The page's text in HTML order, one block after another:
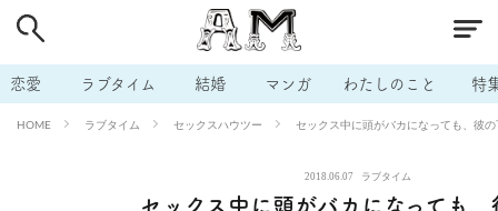
恋愛 ラブタイム 結婚 マンガ わたしのこと 特
HOME ラブタイム セックスハウツー セックス中に頭がバカになっても、彼
2018.06.07 ラブタイム
セックス中に頭がバカになっても
# 男の本音 # セフレ # 不倫
# 出会う方法 # マッチングアプリ # ラブグッズ # 体の相